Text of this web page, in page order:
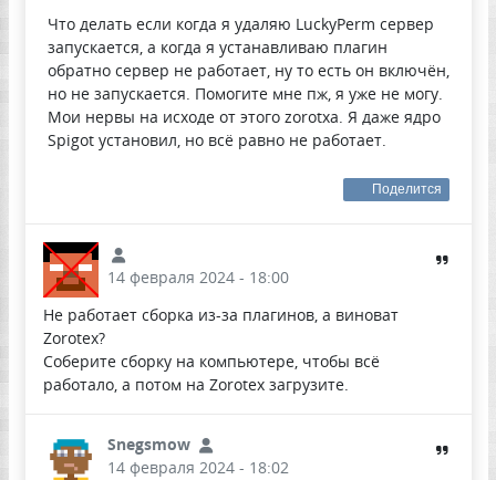
Что делать если когда я удаляю LuckyPerm сервер
запускается, а когда я устанавливаю плагин
обратно сервер не работает, ну то есть он включён,
но не запускается. Помогите мне пж, я уже не могу.
Мои нервы на исходе от этого zorotxa. Я даже ядро
Spigot установил, но всё равно не работает.
Поделится
14 февраля 2024 - 18:00
Не работает сборка из-за плагинов, а виноват
Zorotex?
Соберите сборку на компьютере, чтобы всё
работало, а потом на Zorotex загрузите.
Snegsmow
14 февраля 2024 - 18:02